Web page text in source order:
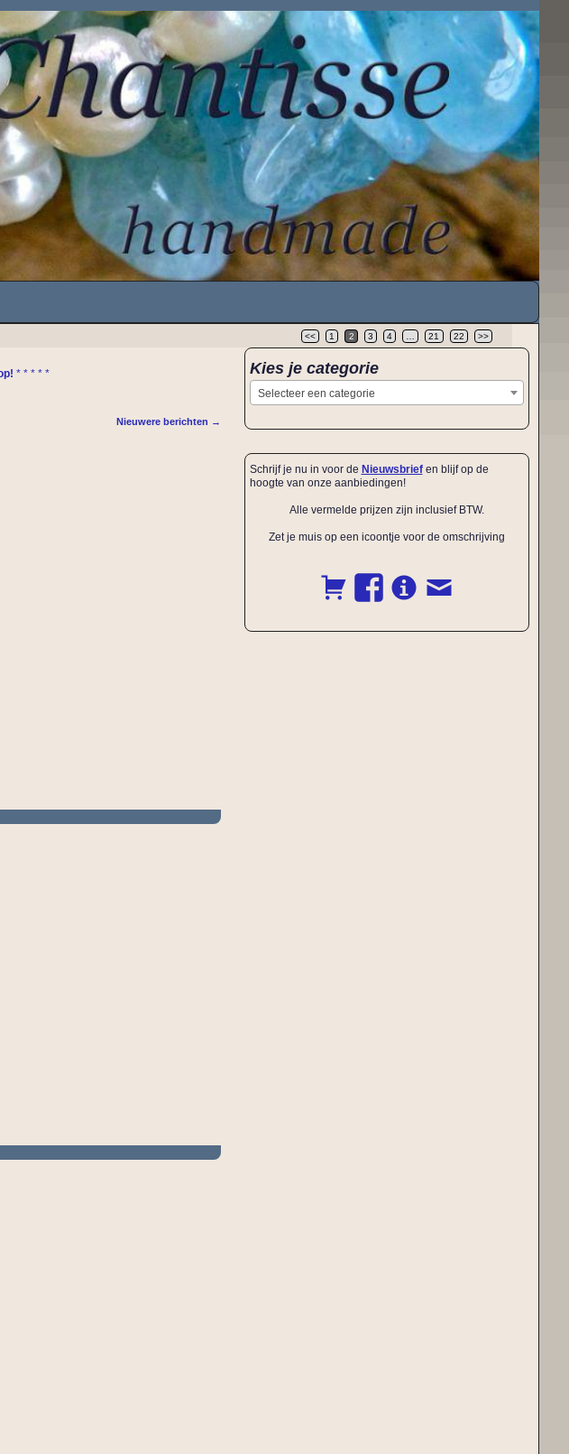
<< 1 2 3 4 21 22 >>
Nieuwere berichten →
Kies je categorie
Selecteer een categorie
Schrijf je nu in voor de Nieuwsbriefen blijf op de
hoogte van onze aanbiedingen!
Alle vermelde prijzen zijn inclusief BTW.
Zet je muis op een icoontje voor de omschrijving